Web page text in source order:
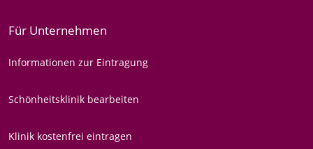
Für Unternehmen
Informationen zur Eintragung
Schönheitsklinik bearbeiten
Klinik kostenfrei eintragen